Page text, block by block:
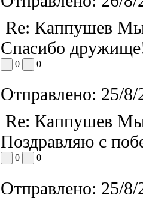
Re: Каппушев
Спасибо
0 0
Отправлено: 25/
Re: Каппушев
Поздравляю с
0 0
Отправлено: 25/